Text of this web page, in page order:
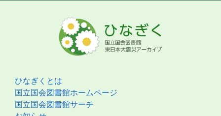
ひなぎくとは
国立国会図書館ホームページ
国立国会図書館サーチ